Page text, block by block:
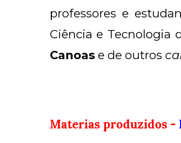
professores e
Ciência e Tecnologia
Canoase de outros
Materias produzidos -